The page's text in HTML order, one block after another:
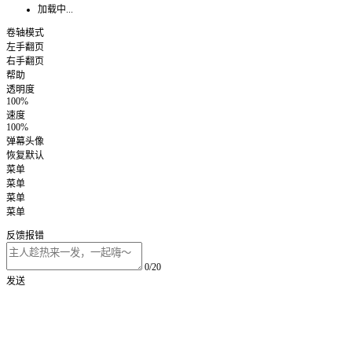
加载中...
卷轴模式
左手翻页
右手翻页
帮助
透明度
100%
速度
100%
弹幕头像
恢复默认
菜单
菜单
菜单
菜单
反馈报错
0/20
发送